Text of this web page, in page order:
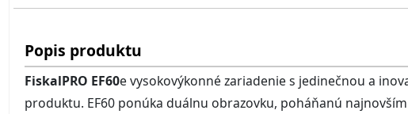
Popis produktu
FiskalPRO EF60e vysokovýkonné zariadenie s jedinečnou a
produktu. EF60 ponúka duálnu obrazovku, poháňanú